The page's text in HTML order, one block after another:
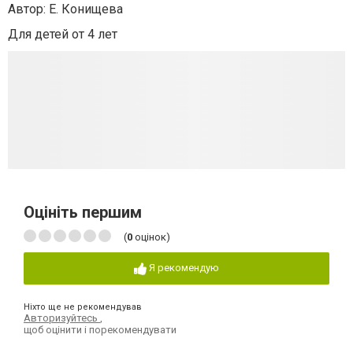
Автор: Е. Конищева
Для детей от 4 лет
Оцініть першим
(0 оцінок)
Я рекомендую
Ніхто ще не рекомендував
Авторизуйтесь
щоб оцінити і порекомендувати